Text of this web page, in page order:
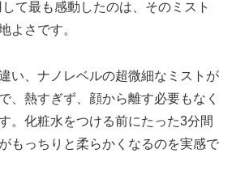
て最も感動したのは、そのミスト
よさです。
い、ナノレベルの超微細なミストが
、熱すぎず、顔から離す必要もなく
。化粧水をつける前にたった3分間
もっちりと柔らかくなるのを実感で